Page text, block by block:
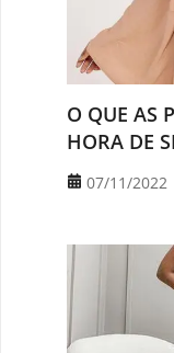
O QUE AS
HORA DE
07/11/2022